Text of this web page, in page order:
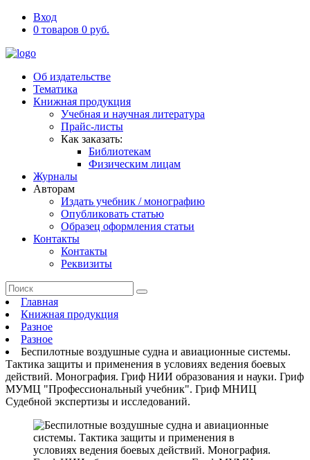
Вход
0 товаров 0 руб.
Об издательстве
Тематика
Книжная продукция
Учебная и научная литература
Прайс-листы
Как заказать:
Библиотекам
Физическим лицам
Журналы
Авторам
Издать учебник / монографию
Опубликовать статью
Образец оформления статьи
Контакты
Контакты
Реквизиты
Главная
Книжная продукция
Разное
Разное
Беспилотные воздушные судна и авиационные системы.
Тактика защиты и применения в условиях ведения боевых
действий. Монография. Гриф НИИ образования и науки. Гриф
МУМЦ "Профессиональный учебник". Гриф МНИЦ
Судебной экспертизы и исследований.